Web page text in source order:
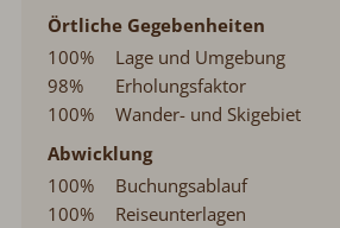
Örtliche Gegebenheiten
100%
Lage und Umgebung
98%
Erholungsfaktor
100%
Wander- und Skigebiet
Abwicklung
100%
Buchungsablauf
100%
Reiseunterlagen